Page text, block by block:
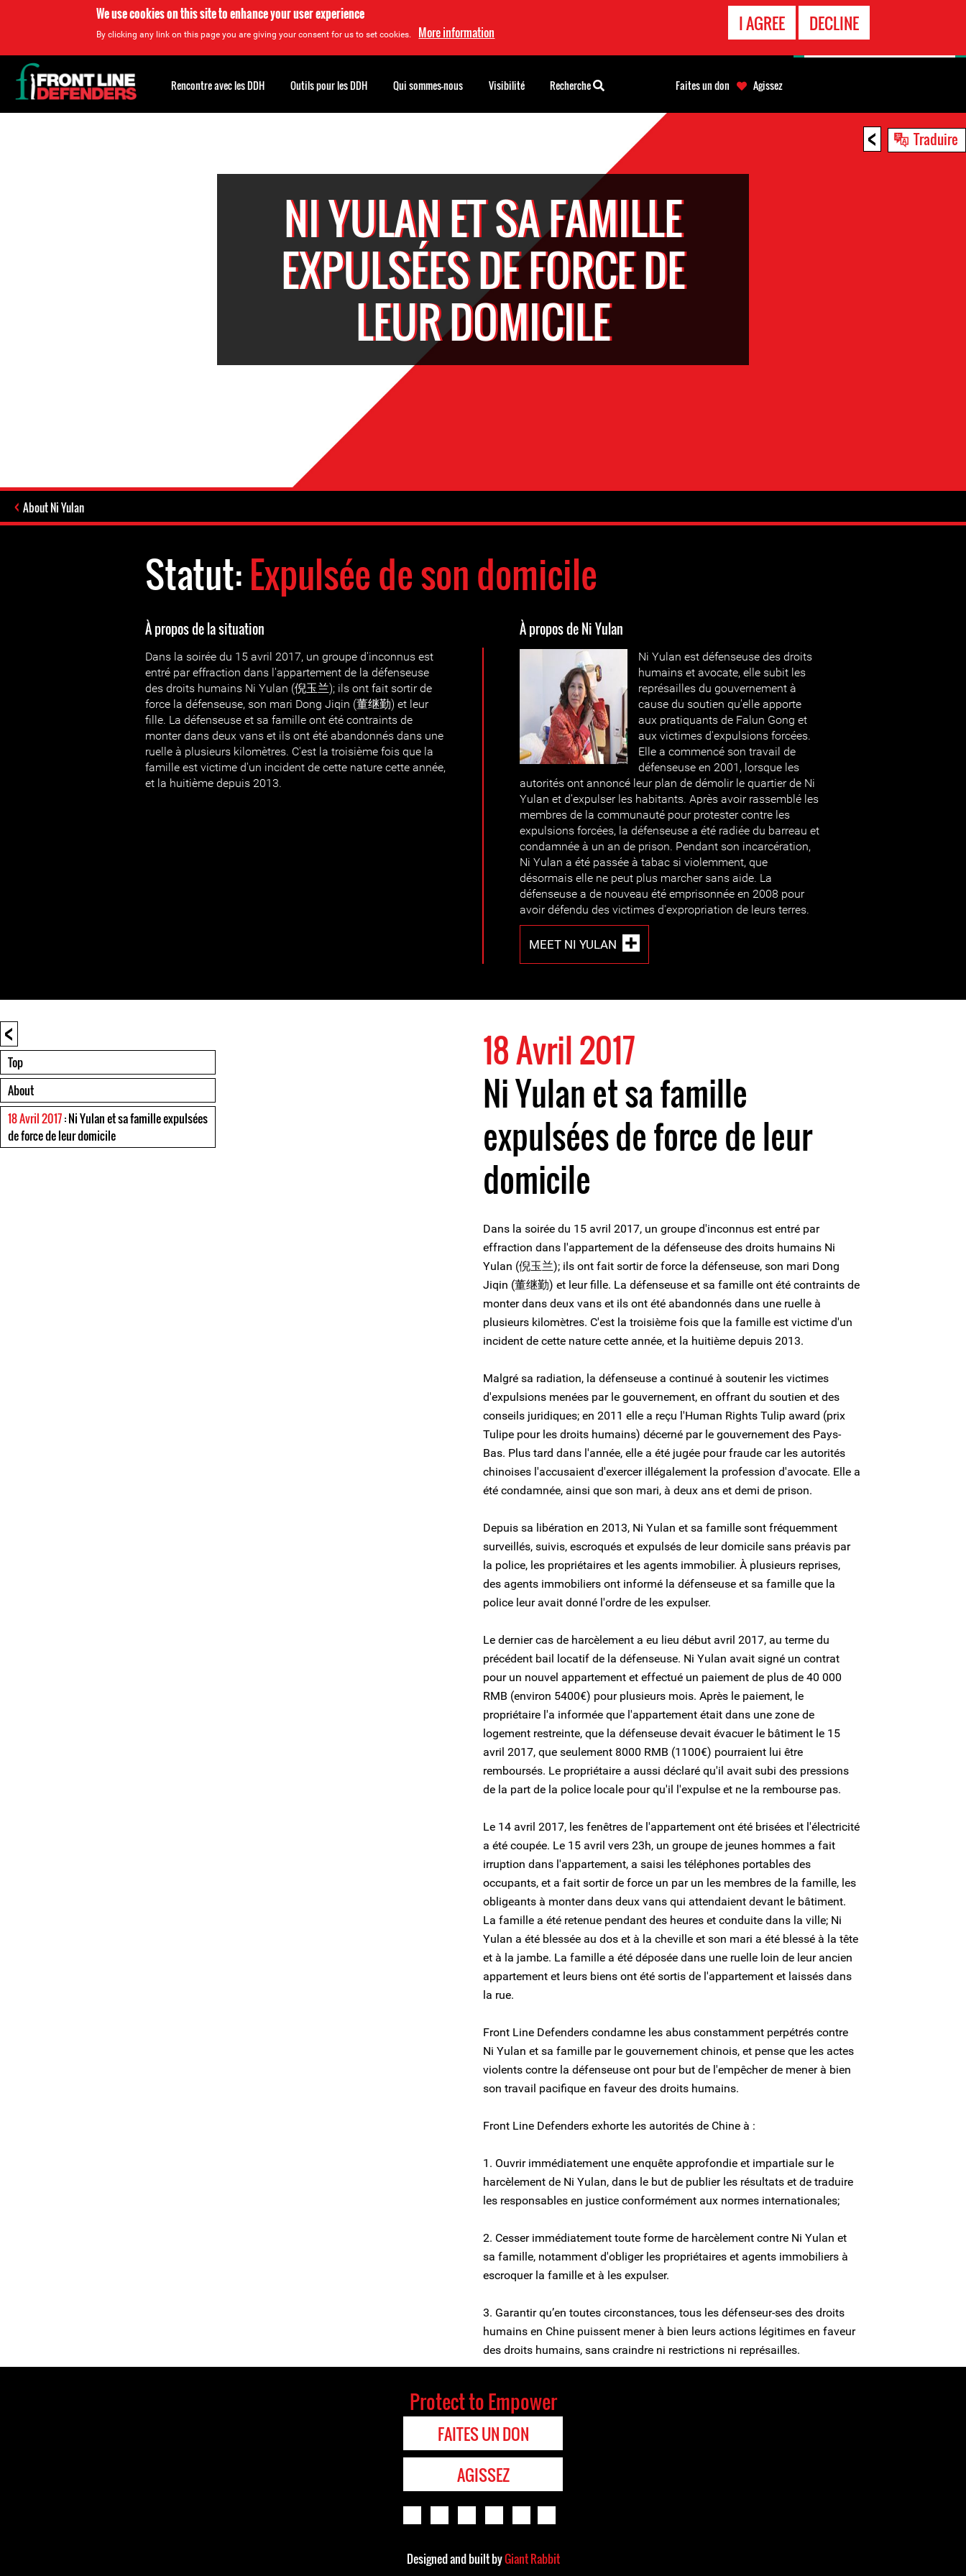
We use cookies on this site to enhance your user experience
By clicking any link on this page you are giving your consent for us to set cookies. More information I AGREE DECLINE
< Traduire
NI YULAN ET SA FAMILLE
EXPULSÉES DE FORCE DE
LEUR DOMICILE
About Ni Yulan
Statut:Expulsée de son domicile
À propos de la situation
Dans la soirée du 15 avril 2017, un groupe d'inconnus est
entré par effraction dans l'appartement de la défenseuse
des droits humains Ni Yulan (倪玉兰); ils ont fait sortir de
force la défenseuse, son mari Dong Jiqin (董继勤) et leur
fille. La défenseuse et sa famille ont été contraints de
monter dans deux vans et ils ont été abandonnés dans une
ruelle à plusieurs kilomètres. C'est la troisième fois que la
famille est victime d'un incident de cette nature cette année,
et la huitième depuis 2013.
À propos de Ni Yulan
Ni Yulan est défenseuse des droits
humains et avocate, elle subit les
représailles du gouvernement à
cause du soutien qu'elle apporte
aux pratiquants de Falun Gong et
aux victimes d'expulsions forcées.
Elle a commencé son travail de
défenseuse en 2001, lorsque les
autorités ont annoncé leur plan de démolir le quartier de Ni
Yulan et d'expulser les habitants. Après avoir rassemblé les
membres de la communauté pour protester contre les
expulsions forcées, la défenseuse a été radiée du barreau et
condamnée à un an de prison. Pendant son incarcération,
Ni Yulan a été passée à tabac si violemment, que
désormais elle ne peut plus marcher sans aide. La
défenseuse a de nouveau été emprisonnée en 2008 pour
avoir défendu des victimes d'expropriation de leurs terres.
MEET NI YULAN
<
Top
About
18 Avril 2017: Ni Yulan et sa famille expulsées
de force de leur domicile
18 Avril 2017
Ni Yulan et sa famille
expulsées de force de leur
domicile
Dans la soirée du 15 avril 2017, un groupe d'inconnus est entré par
effraction dans l'appartement de la défenseuse des droits humains Ni
Yulan (倪玉兰); ils ont fait sortir de force la défenseuse, son mari Dong
Jiqin (董继勤) et leur fille. La défenseuse et sa famille ont été contraints de
monter dans deux vans et ils ont été abandonnés dans une ruelle à
plusieurs kilomètres. C'est la troisième fois que la famille est victime d'un
incident de cette nature cette année, et la huitième depuis 2013.
Malgré sa radiation, la défenseuse a continué à soutenir les victimes
d'expulsions menées par le gouvernement, en offrant du soutien et des
conseils juridiques; en 2011 elle a reçu l'Human Rights Tulip award (prix
Tulipe pour les droits humains) décerné par le gouvernement des Pays-
Bas. Plus tard dans l'année, elle a été jugée pour fraude car les autorités
chinoises l'accusaient d'exercer illégalement la profession d'avocate. Elle a
été condamnée, ainsi que son mari, à deux ans et demi de prison.
Depuis sa libération en 2013, Ni Yulan et sa famille sont fréquemment
surveillés, suivis, escroqués et expulsés de leur domicile sans préavis par
la police, les propriétaires et les agents immobilier. À plusieurs reprises,
des agents immobiliers ont informé la défenseuse et sa famille que la
police leur avait donné l'ordre de les expulser.
Le dernier cas de harcèlement a eu lieu début avril 2017, au terme du
précédent bail locatif de la défenseuse. Ni Yulan avait signé un contrat
pour un nouvel appartement et effectué un paiement de plus de 40 000
RMB (environ 5400€) pour plusieurs mois. Après le paiement, le
propriétaire l'a informée que l'appartement était dans une zone de
logement restreinte, que la défenseuse devait évacuer le bâtiment le 15
avril 2017, que seulement 8000 RMB (1100€) pourraient lui être
remboursés. Le propriétaire a aussi déclaré qu'il avait subi des pressions
de la part de la police locale pour qu'il l'expulse et ne la rembourse pas.
Le 14 avril 2017, les fenêtres de l'appartement ont été brisées et l'électricité
a été coupée. Le 15 avril vers 23h, un groupe de jeunes hommes a fait
irruption dans l'appartement, a saisi les téléphones portables des
occupants, et a fait sortir de force un par un les membres de la famille, les
obligeants à monter dans deux vans qui attendaient devant le bâtiment.
La famille a été retenue pendant des heures et conduite dans la ville; Ni
Yulan a été blessée au dos et à la cheville et son mari a été blessé à la tête
et à la jambe. La famille a été déposée dans une ruelle loin de leur ancien
appartement et leurs biens ont été sortis de l'appartement et laissés dans
la rue.
Front Line Defenders condamne les abus constamment perpétrés contre
Ni Yulan et sa famille par le gouvernement chinois, et pense que les actes
violents contre la défenseuse ont pour but de l'empêcher de mener à bien
son travail pacifique en faveur des droits humains.
Front Line Defenders exhorte les autorités de Chine à :
1. Ouvrir immédiatement une enquête approfondie et impartiale sur le
harcèlement de Ni Yulan, dans le but de publier les résultats et de traduire
les responsables en justice conformément aux normes internationales;
2. Cesser immédiatement toute forme de harcèlement contre Ni Yulan et
sa famille, notamment d'obliger les propriétaires et agents immobiliers à
escroquer la famille et à les expulser.
3. Garantir qu’en toutes circonstances, tous les défenseur-ses des droits
humains en Chine puissent mener à bien leurs actions légitimes en faveur
des droits humains, sans craindre ni restrictions ni représailles.
Back
to
top
Rencontre avec les DDH Outils pour les DDH Qui sommes-nous Visibilité Recherche Faites un don Agissez
Protect to Empower
FAITES UN DON
AGISSEZ
Designed and built byGiant Rabbit
D'URGENCE